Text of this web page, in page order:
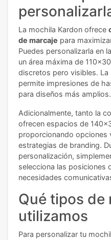
La mochila Kardon ofrece
de marcaje para
Puedes personalizarla en
un área máxima de
discretos pero visibles. La
permite impresiones de
para diseños más amplios.
Adicionalmente, tanto la
ofrecen espacios de
proporcionando opciones
estrategias de branding.
personalización,
selecciona las posiciones
necesidades
Qué tipos de
utilizamos
Para personalizar tu